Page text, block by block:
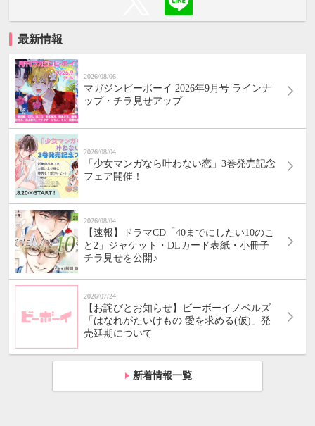
最新情報
2026/08/06
マガジンビーボーイ 2026年9月号 ラインナ
ップ・チラ見せアップ
2026/08/04
「少女マンガなら叶わない恋」3巻発売記念
フェア開催！
2026/08/04
【速報】ドラマCD「40までにしたい10のこ
と2」ジャケット・DLカード表紙・小冊子
チラ見せを公開♪
2026/07/24
【お詫びとお知らせ】ビーボーイノベルズ
「はなれがたいけもの 愛を求める(仮)」発
売延期について
新着情報一覧